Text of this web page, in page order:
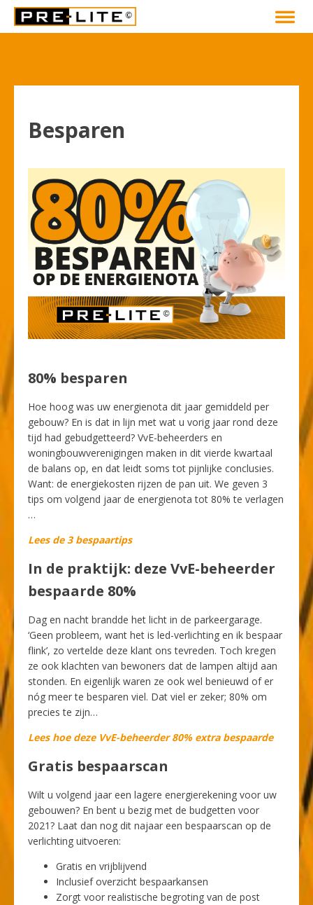
Besparen
80% besparen
Hoe hoog was uw energienota dit jaar gemiddeld per
gebouw? En is dat in lijn met wat u vorig jaar rond deze
tijd had gebudgetteerd? VvE-beheerders en
woningbouwverenigingen maken in dit vierde kwartaal
de balans op, en dat leidt soms tot pijnlijke conclusies.
Want: de energiekosten rijzen de pan uit. We geven 3
tips om volgend jaar de energienota tot 80% te verlagen
…
Lees de 3 bespaartips
In de praktijk: deze VvE-beheerder
bespaarde 80%
Dag en nacht brandde het licht in de parkeergarage.
‘Geen probleem, want het is led-verlichting en ik bespaar
flink’, zo vertelde deze klant ons tevreden. Toch kregen
ze ook klachten van bewoners dat de lampen altijd aan
stonden. En eigenlijk waren ze ook wel benieuwd of er
nóg meer te besparen viel. Dat viel er zeker; 80% om
precies te zijn…
Lees hoe deze VvE-beheerder 80% extra bespaarde
Gratis bespaarscan
Wilt u volgend jaar een lagere energierekening voor uw
gebouwen? En bent u bezig met de budgetten voor
2021? Laat dan nog dit najaar een bespaarscan op de
verlichting uitvoeren:
Gratis en vrijblijvend
Inclusief overzicht bespaarkansen
Zorgt voor realistische begroting van de post